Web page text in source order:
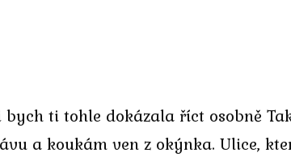
ti tohle dokázala říct osobně
a koukám ven z okýnka. Ulice,